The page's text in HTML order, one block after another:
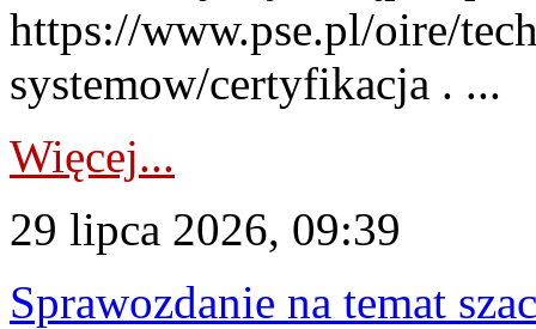
https://www.pse.pl/oire/
systemow/certyfikacja . ...
Więcej...
29 lipca 2026, 09:39
Sprawozdanie na temat